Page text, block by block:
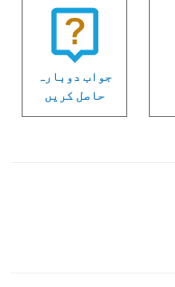
جواب دوبارہ
حاصل کریں